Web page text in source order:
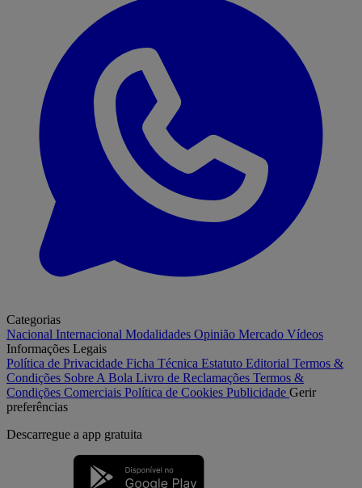
Categorias
Nacional Internacional Modalidades Opinião Mercado Vídeos
Informações Legais
Política de Privacidade Ficha Técnica Estatuto Editorial Termos &
Condições Sobre A Bola Livro de Reclamações Termos &
Condições Comerciais Política de Cookies Publicidade Gerir
preferências
Descarregue a app gratuita